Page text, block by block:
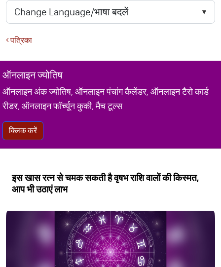
पत्रिका
ऑनलाइन ज्योतिष
ऑनलाइन अंक ज्योतिष, ऑनलाइन पंचांग कैलेंडर, ऑनलाइन टैरो कार्ड
रीडर, ऑनलाइन फॉर्च्यून कुकी, मैच टूल्स
क्लिक करें
इस खास रत्न से चमक सकती है वृ‍षभ राशि वालों की किस्मत,
आप भी उठाएं लाभ